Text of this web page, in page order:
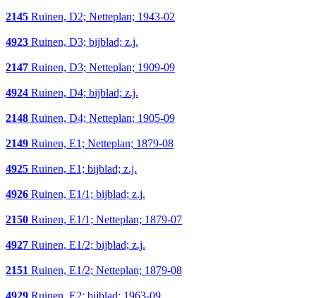
2145 Ruinen, D2; Netteplan; 1943-02
4923 Ruinen, D3; bijblad; z.j.
2147 Ruinen, D3; Netteplan; 1909-09
4924 Ruinen, D4; bijblad; z.j.
2148 Ruinen, D4; Netteplan; 1905-09
2149 Ruinen, E1; Netteplan; 1879-08
4925 Ruinen, E1; bijblad; z.j.
4926 Ruinen, E1/1; bijblad; z.j.
2150 Ruinen, E1/1; Netteplan; 1879-07
4927 Ruinen, E1/2; bijblad; z.j.
2151 Ruinen, E1/2; Netteplan; 1879-08